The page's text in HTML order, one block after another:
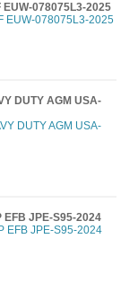
078075L3-2025
DUTY AGM USA-
EFB JPE-S95-2024